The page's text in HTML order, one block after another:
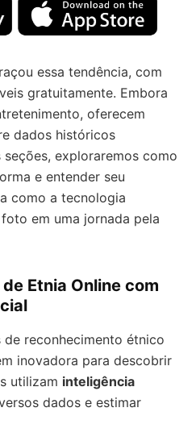
essa tendência, com
gratuitamente. Embora
oferecem
dados históricos
exploraremos como
e entender seu
como a tecnologia
em uma jornada pela
Etnia Online com
reconhecimento étnico
inovadora para descobrir
utilizam inteligência
dados e estimar